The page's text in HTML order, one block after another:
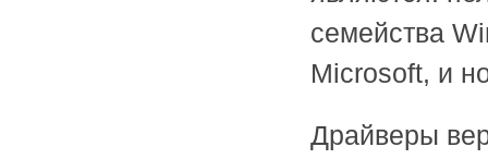
семейства
Microsoft, и
Драйверы